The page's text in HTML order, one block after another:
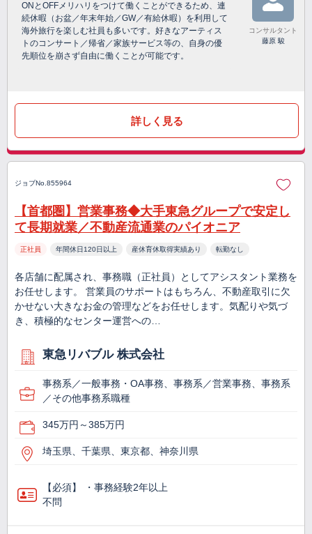
ONとOFFメリハリをつけて働くことができるため、連
続休暇（お盆／年末年始／GW／有給休暇）を利用して
海外旅行を楽しむ社員も多いです。好きなアーティス
トのコンサート／帰省／家族サービス等の、自身の優
先順位を崩さず自由に働くことが可能です。
コンサルタント
藤原 駿
詳しく見る
ジョブNo.855964
【首都圏】営業事務◆大手東急グループで安定し
て長期就業／不動産流通業のパイオニア
正社員 年間休日120日以上 産休育休取得実績あり 転勤なし
各店舗に配属され、事務職（正社員）としてアシスタント業務を
お任せします。 営業員のサポートはもちろん、不動産取引に欠
かせない大きなお金の管理などをお任せします。気配りや気づ
き、積極的なセンター運営への…
東急リバブル 株式会社
事務系／一般事務・OA事務、事務系／営業事務、事務系
／その他事務系職種
345万円～385万円
埼玉県、千葉県、東京都、神奈川県
【必須】 ・事務経験2年以上
不問